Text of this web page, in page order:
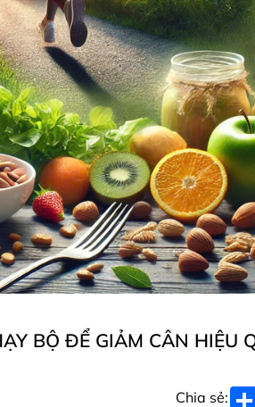
BỘ ĐỂ GIẢM CÂN HIỆU
Chia sẻ: